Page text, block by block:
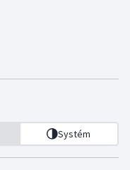
Systém